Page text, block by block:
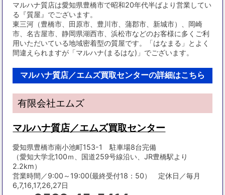
マルハナ質店は愛知県豊橋市で昭和20年代半ばより営業してい
る『質屋』でございます。
東三河（豊橋市、田原市、豊川市、蒲郡市、新城市）、岡崎
市、名古屋市、静岡県湖西市、浜松市などのお客様に多くご利
用いただいている地域密着型の質屋です。「はなまる」とよく
間違えられますが「マルハナ(まるはな)」でございます。
マルハナ質店／エムズ買取センターの詳細はこちら
有限会社エムズ
マルハナ質店／エムズ買取センター
愛知県豊橋市南小池町153-1 駐車場8台完備
（愛知大学北100ｍ、国道259号線沿い、JR豊橋駅より
2.2km）
営業時間／9:00～19:00(最終受付18：50） 定休日／毎月
6,7,16,17,26,27日